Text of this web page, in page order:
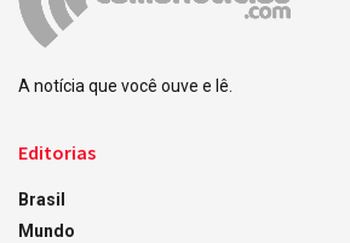
A notícia que você ouve e lê.
Editorias
Brasil
Mundo